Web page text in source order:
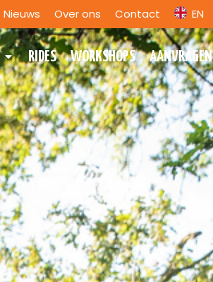
Nieuws Over ons Contact EN
RIDES WORKSHOPS AANVRAGEN